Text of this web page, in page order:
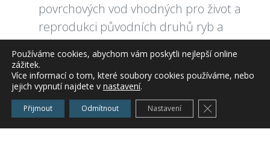
povrchových vod vhodných pro život a
reprodukci původních druhů ryb a
dalších vodních živočichů a o zjišťování a
hodnocení stavu jakosti těchto vod
Vláda nařizuje:
Používáme cookies, abychom vám poskytli nejlepší online
zážitek.
Více informací o tom, které soubory cookies používáme, nebo
jejich vypnutí najdete v nastavení.
Přijmout Odmítnout Nastavení Zavřít cookie